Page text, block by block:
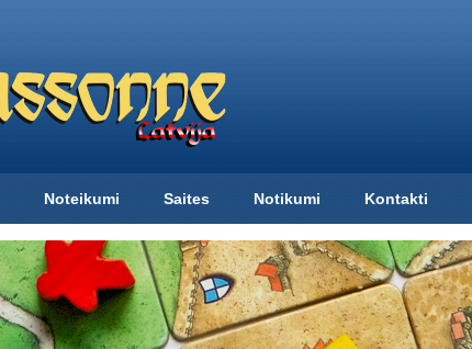
Noteikumi Saites Notikumi Kontakti